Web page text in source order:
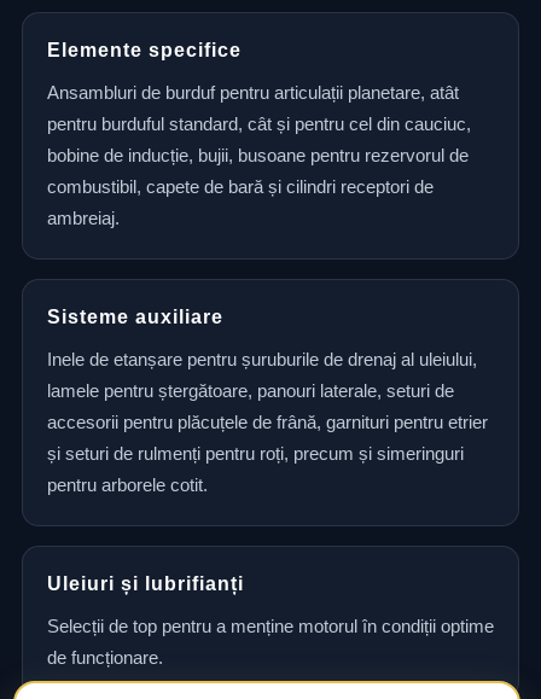
Elemente specifice
Ansambluri de burduf pentru articulații planetare, atât
pentru burduful standard, cât și pentru cel din cauciuc,
bobine de inducție, bujii, busoane pentru rezervorul de
combustibil, capete de bară și cilindri receptori de
ambreiaj.
Sisteme auxiliare
Inele de etanșare pentru șuruburile de drenaj al uleiului,
lamele pentru ștergătoare, panouri laterale, seturi de
accesorii pentru plăcuțele de frână, garnituri pentru etrier
și seturi de rulmenți pentru roți, precum și simeringuri
pentru arborele cotit.
Uleiuri și lubrifianți
Selecții de top pentru a menține motorul în condiții optime
de funcționare.